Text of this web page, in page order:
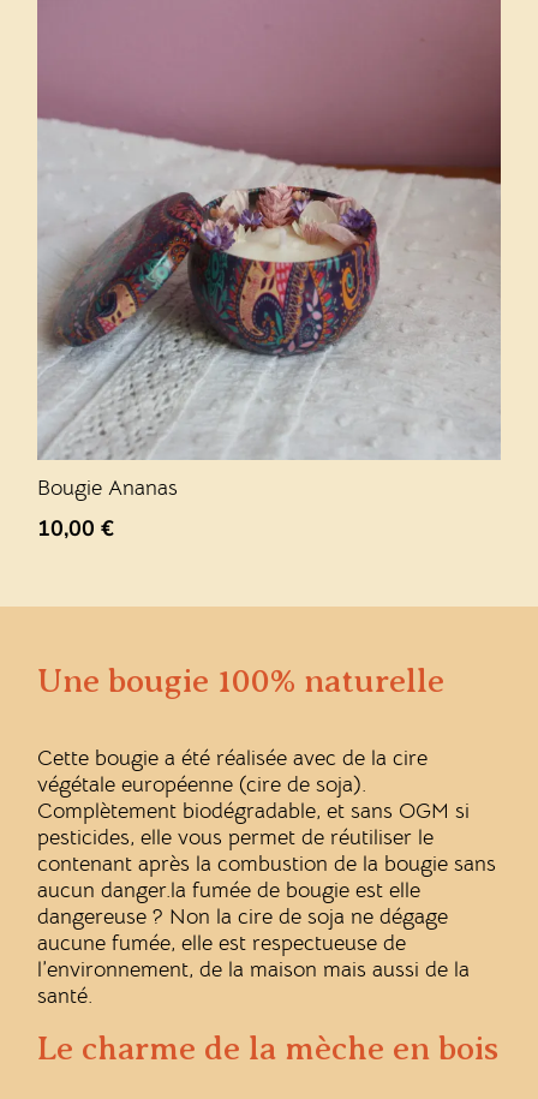
Bougie Ananas
10,00€
Une bougie 100% naturelle
Cette bougie a été réalisée avec de la cire
végétale européenne (cire de soja).
Complètement biodégradable, et sans OGM si
pesticides, elle vous permet de réutiliser le
contenant après la combustion de la bougie sans
aucun danger.la fumée de bougie est elle
dangereuse ? Non la cire de soja ne dégage
aucune fumée, elle est respectueuse de
l’environnement, de la maison mais aussi de la
santé.
Le charme de la mèche en bois